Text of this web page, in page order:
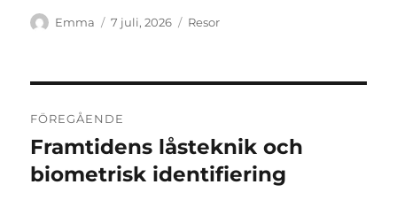
Författare
Emma
Publicerat
7 juli, 2026 Kategorier
Resor
FÖREGÅENDE
Föregående
inlägg:
Framtidens låsteknik och
biometrisk identifiering